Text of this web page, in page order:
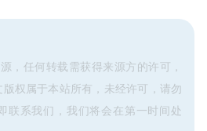
，任何转载需获得来源方的许可，
权属于本站所有，未经许可，请勿
联系我们，我们将会在第一时间处